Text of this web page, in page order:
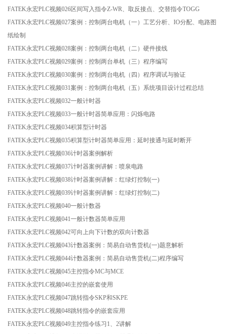
FATEK永宏PLC视频026区间写入指令Z-WR、取反接点、交替指令TOGG
FATEK永宏PLC视频027案例：控制两台电机（一）工艺分析、IO分配、电路图
纸绘制
FATEK永宏PLC视频028案例：控制两台电机（二）硬件接线
FATEK永宏PLC视频029案例：控制两台单机（三）程序编写
FATEK永宏PLC视频030案例：控制两台电机（四）程序调试与验证
FATEK永宏PLC视频031案例：控制两台电机（五）系统项目设计过程总结
FATEK永宏PLC视频032一般计时器
FATEK永宏PLC视频033一般计时器简单应用：闪烁电路
FATEK永宏PLC视频034积算型计时器
FATEK永宏PLC视频035积算型计时器简单应用：延时接通与延时断开
FATEK永宏PLC视频036计时器案例解析
FATEK永宏PLC视频037计时器案例讲解：喷泉电路
FATEK永宏PLC视频038计时器案例讲解：红绿灯控制(一)
FATEK永宏PLC视频039计时器案例讲解：红绿灯控制(二)
FATEK永宏PLC视频040一般计数器
FATEK永宏PLC视频041一般计数器简单应用
FATEK永宏PLC视频042可向上向下计数的双向计数器
FATEK永宏PLC视频043计数器案例：简易自动售货机(一)题意解析
FATEK永宏PLC视频044计数器案例：简易自动售货机(二)程序编写
FATEK永宏PLC视频045主控指令MC与MCE
FATEK永宏PLC视频046主控的嵌套使用
FATEK永宏PLC视频047跳转指令SKP和SKPE
FATEK永宏PLC视频048跳转指令的嵌套应用
FATEK永宏PLC视频049主控指令练习1、2讲解